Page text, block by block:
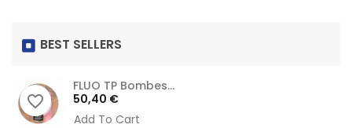
BEST SELLERS
FLUO TP Bombes...
Prix
50,40 €
Add To Cart
favorite_border